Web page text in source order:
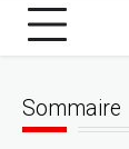
Sommaire